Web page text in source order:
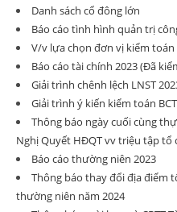
Danh sách cổ đông lớn
Báo cáo tình hình quản trị
V/v lựa chọn đơn vị kiểm toán
Báo cáo tài chính 2023 (Đã
Giải trình chênh lệch LNST
Giải trình ý kiến kiểm toán
Thông báo ngày cuối cùng
Nghị Quyết HĐQT vv triệu tập tổ
Báo cáo thường niên 2023
Thông báo thay đổi địa điểm
thường niên năm 2024